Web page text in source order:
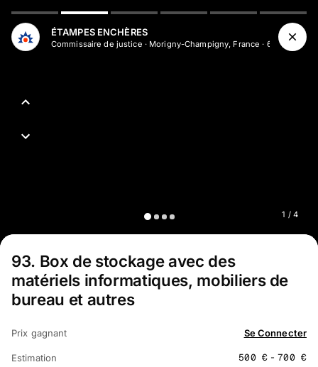
1 / 4
ÉTAMPES ENCHÈRES
Commissaire de justice · Morigny-Champigny, France · 607abonné
93. Box de stockage avec des
matériels informatiques, mobiliers de
bureau et autres
Prix gagnant Se Connecter
Estimation 500 € -700 €